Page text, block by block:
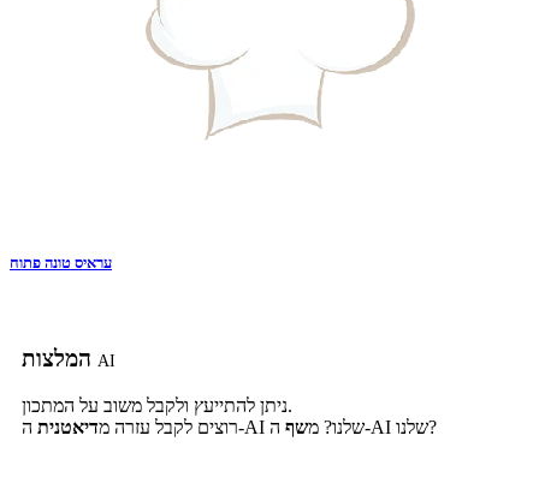
עראיס טונה פתוח
AI
ניתן להתייעץ ולקבל משוב על המתכון.
רוצים לקבל עזרה מדיאטנית ה-AI שלנו? משף ה-AI שלנו?